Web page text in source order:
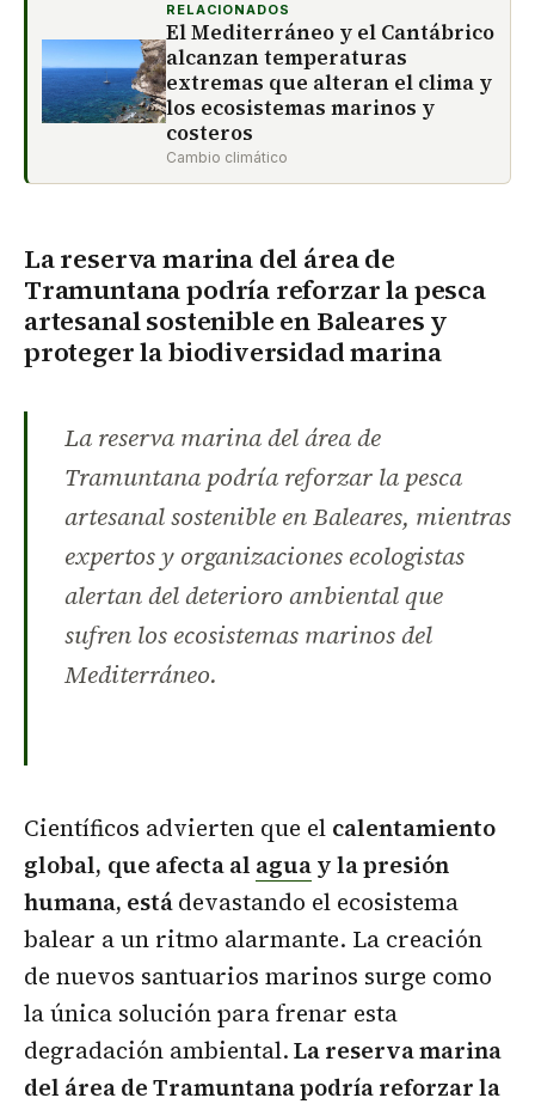
RELACIONADOS
El Mediterráneo y el Cantábrico
alcanzan temperaturas
extremas que alteran el clima y
los ecosistemas marinos y
costeros
Cambio climático
La reserva marina del área de
Tramuntana podría reforzar la pesca
artesanal sostenible en Baleares y
proteger la biodiversidad marina
La reserva marina del área de
Tramuntana podría reforzar la pesca
artesanal sostenible en Baleares, mientras
expertos y organizaciones ecologistas
alertan del deterioro ambiental que
sufren los ecosistemas marinos del
Mediterráneo.
Científicos advierten que el calentamiento
global, que afecta al aguay la presión
humana, estádevastando el ecosistema
balear a un ritmo alarmante. La creación
de nuevos santuarios marinos surge como
la única solución para frenar esta
degradación ambiental.La reserva marina
del área de Tramuntana podría reforzar la